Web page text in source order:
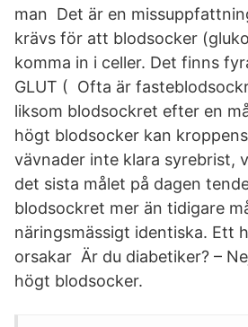
man Det är en
krävs för att blodsocker
komma in i celler. Det finns
GLUT ( Ofta är
liksom blodsockret efter en
högt blodsocker kan
vävnader inte klara syrebrist,
det sista målet på dagen
blodsockret mer än tidigare
näringsmässigt identiska. Ett
orsakar Är du diabetiker? –
högt blodsocker.